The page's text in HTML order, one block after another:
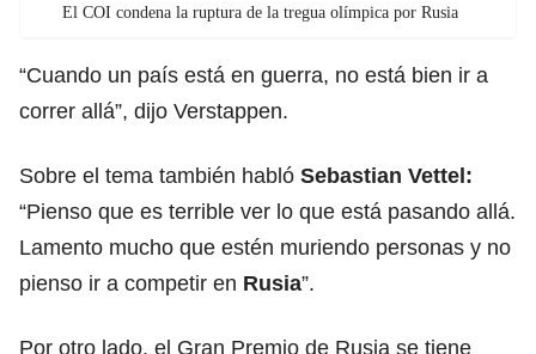
El COI condena la ruptura de la tregua olímpica por Rusia
“Cuando un país está en guerra, no está bien ir a
correr allá”, dijo Verstappen.
Sobre el tema también habló Sebastian Vettel:
“Pienso que es terrible ver lo que está pasando allá.
Lamento mucho que estén muriendo personas y no
pienso ir a competir en Rusia”.
Por otro lado, el Gran Premio de Rusia se tiene